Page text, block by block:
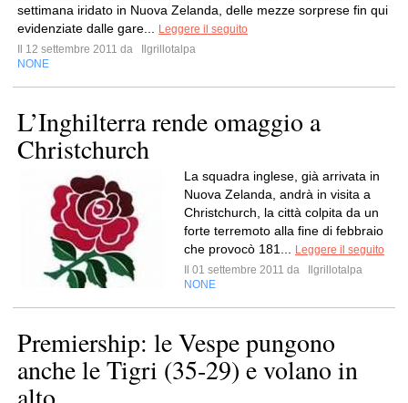
settimana iridato in Nuova Zelanda, delle mezze sorprese fin qui
evidenziate dalle gare...
Leggere il seguito
Il 12 settembre 2011 da
Ilgrillotalpa
NONE
L’Inghilterra rende omaggio a
Christchurch
La squadra inglese, già arrivata in
Nuova Zelanda, andrà in visita a
Christchurch, la città colpita da un
forte terremoto alla fine di febbraio
che provocò 181...
Leggere il seguito
Il 01 settembre 2011 da
Ilgrillotalpa
NONE
Premiership: le Vespe pungono
anche le Tigri (35-29) e volano in